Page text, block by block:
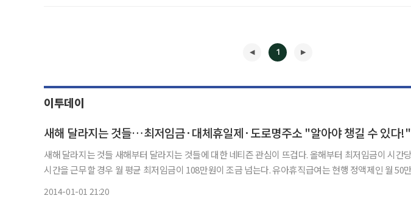
1
이투데이
새해 달라지는 것들…최저임금·대체휴일제·도로명주소 "알아야 챙길 수 있다!"
새해 달라지는 것들 새해부터 달라지는 것들에 대한 네티즌 관심이 뜨겁다. 올해부터 최저임금이 시간당 5210원으로 오른다. 주 40
시간을 근무할 경우 월 평균 최저임금이 108만원이 조금 넘는다. 유아휴직급여는 현행 정액제인 월 50만원에서 육아휴직 전 통상임
2014-01-01 21:20